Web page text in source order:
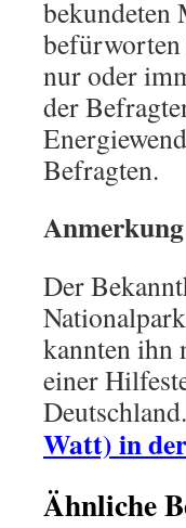
bekundeten
befürworten
nur oder
der
Befragten.
Der
kannten ihn
einer
Watt) in
Ähnliche